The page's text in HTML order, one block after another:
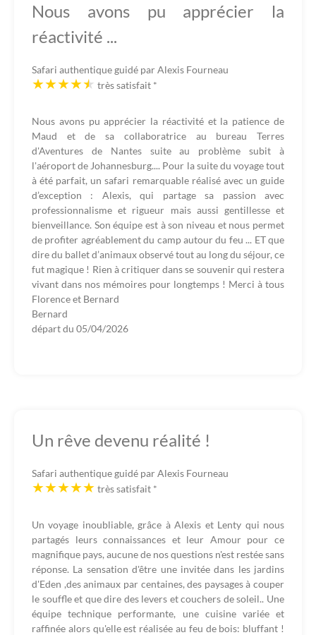
Nous avons pu apprécier la
réactivité ...
Safari authentique guidé par Alexis Fourneau
très satisfait *
Nous avons pu apprécier la réactivité et la patience de
Maud et de sa collaboratrice au bureau Terres
d'Aventures de Nantes suite au problème subit à
l'aéroport de Johannesburg.... Pour la suite du voyage tout
à été parfait, un safari remarquable réalisé avec un guide
d’exception : Alexis, qui partage sa passion avec
professionnalisme et rigueur mais aussi gentillesse et
bienveillance. Son équipe est à son niveau et nous permet
de profiter agréablement du camp autour du feu ... ET que
dire du ballet d’animaux observé tout au long du séjour, ce
fut magique ! Rien à critiquer dans se souvenir qui restera
vivant dans nos mémoires pour longtemps ! Merci à tous
Florence et Bernard
Bernard
départ du 05/04/2026
Un rêve devenu réalité !
Safari authentique guidé par Alexis Fourneau
très satisfait *
Un voyage inoubliable, grâce à Alexis et Lenty qui nous
partagés leurs connaissances et leur Amour pour ce
magnifique pays, aucune de nos questions n'est restée sans
réponse. La sensation d'être une invitée dans les jardins
d'Eden ,des animaux par centaines, des paysages à couper
le souffle et que dire des levers et couchers de soleil.. Une
équipe technique performante, une cuisine variée et
raffinée alors qu'elle est réalisée au feu de bois: bluffant !